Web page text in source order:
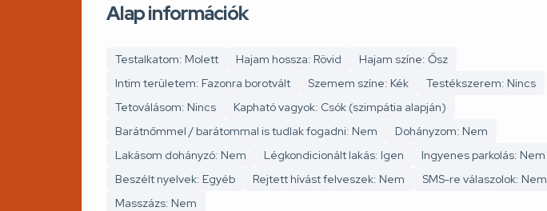
Alap információk
Testalkatom: Molett Hajam hossza: Rövid
Hajam színe: Ősz
Intim területem: Fazonra borotvált
Szemem színe: Kék
Testékszerem: Nincs
Tetoválásom: Nincs
Kapható vagyok: Csók (szimpátia alapján)
Barátnőmmel / barátommal is tudlak fogadni: Nem
Dohányzom: Nem
Lakásom dohányzó: Nem
Légkondicionált lakás: Igen
Ingyenes parkolás: Nem
Beszélt nyelvek: Egyéb
Rejtett hívást felveszek: Nem
SMS-re válaszolok: Nem
Masszázs: Nem